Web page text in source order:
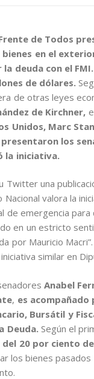
de Todos
en el
deuda con el FMI.
de dólares.
de otras leyes
de Kirchner,
Unidos, Marc
los
la iniciativa.
Twitter una
valora la
de emergencia
en un estricto
por Mauricio
similar en
Anabel
, es
Bursátil y
Deuda. Según el
20 por ciento
los bienes